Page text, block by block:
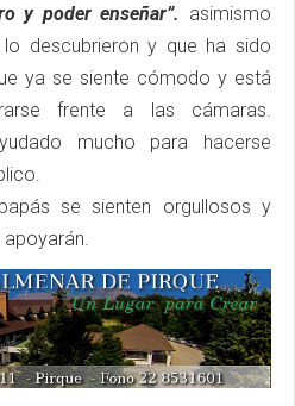
y poder enseñar”. asimismo
descubrieron y que ha sido
ya se siente cómodo y está
frente a las cámaras.
mucho para hacerse
se sienten orgullosos y